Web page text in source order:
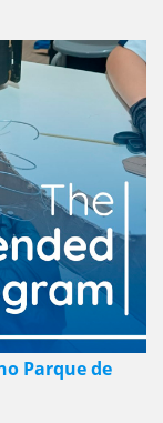
Parque de